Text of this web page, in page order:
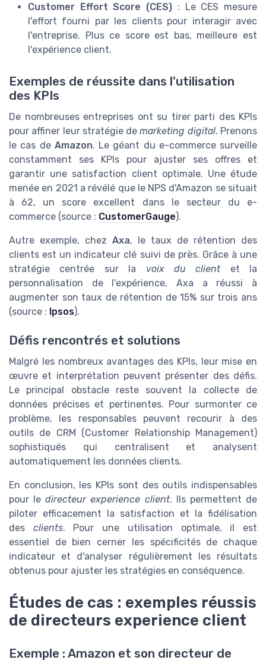
Customer Effort Score (CES) : Le CES mesure
l'effort fourni par les clients pour interagir avec
l'entreprise. Plus ce score est bas, meilleure est
l'expérience client.
Exemples de réussite dans l'utilisation
des KPIs
De nombreuses entreprises ont su tirer parti des KPIs
pour affiner leur stratégie demarketing digital. Prenons
le cas de Amazon. Le géant du e-commerce surveille
constamment ses KPIs pour ajuster ses offres et
garantir une satisfaction client optimale. Une étude
menée en 2021 a révélé que le NPS d'Amazon se situait
à 62, un score excellent dans le secteur du e-
commerce (source : CustomerGauge).
Autre exemple, chez Axa, le taux de rétention des
clients est un indicateur clé suivi de près. Grâce à une
stratégie centrée sur la voix du clientet la
personnalisation de l'expérience, Axa a réussi à
augmenter son taux de rétention de 15% sur trois ans
(source : Ipsos).
Défis rencontrés et solutions
Malgré les nombreux avantages des KPIs, leur mise en
œuvre et interprétation peuvent présenter des défis.
Le principal obstacle reste souvent la collecte de
données précises et pertinentes. Pour surmonter ce
problème, les responsables peuvent recourir à des
outils de CRM (Customer Relationship Management)
sophistiqués qui centralisent et analysent
automatiquement les données clients.
En conclusion, les KPIs sont des outils indispensables
pour ledirecteur experience client. Ils permettent de
piloter efficacement la satisfaction et la fidélisation
des clients. Pour une utilisation optimale, il est
essentiel de bien cerner les spécificités de chaque
indicateur et d'analyser régulièrement les résultats
obtenus pour ajuster les stratégies en conséquence.
Études de cas : exemples réussis
de directeurs experience client
Exemple : Amazon et son directeur de